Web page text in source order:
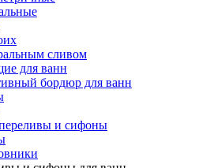
сливом
для ванн
бордюр для ванн
и сифоны